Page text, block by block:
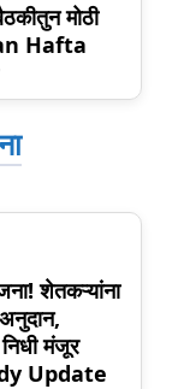
मोठी
Hafta
शेतकऱ्यांना
मंजूर
Update